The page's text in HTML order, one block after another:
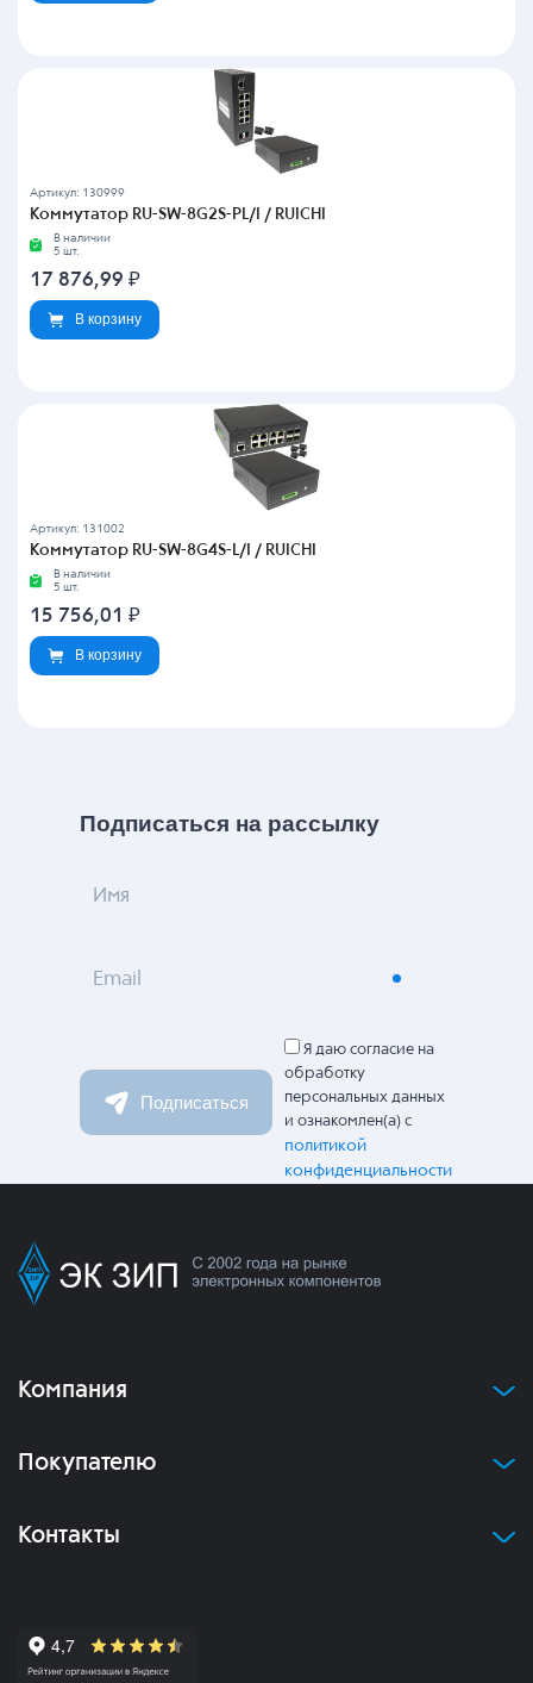
Артикул: 130999
Коммутатор RU-SW-8G2S-PL/I / RUICHI
В наличии
5 шт.
17 876,99 ₽
В корзину
Артикул: 131002
Коммутатор RU-SW-8G4S-L/I / RUICHI
В наличии
5 шт.
15 756,01 ₽
В корзину
Подписаться на рассылку
Имя
Email
Подписаться
Я даю согласие на
обработку
персональных данных
и ознакомлен(а) с
политикой
конфиденциальности
Компания
Покупателю
Контакты